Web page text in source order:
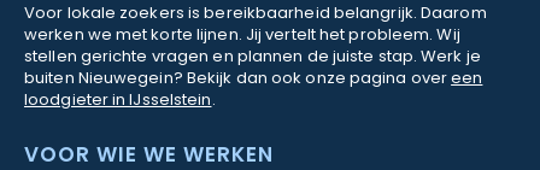
Voor lokale zoekers is bereikbaarheid belangrijk. Daarom
werken we met korte lijnen. Jij vertelt het probleem. Wij
stellen gerichte vragen en plannen de juiste stap. Werk je
buiten Nieuwegein? Bekijk dan ook onze pagina overeen
loodgieter in IJsselstein.
VOOR WIE WE WERKEN